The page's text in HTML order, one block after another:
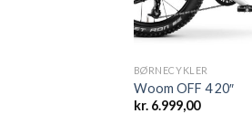
BØRNECYKLER
Woom OFF 4 20″
kr.6.999,00